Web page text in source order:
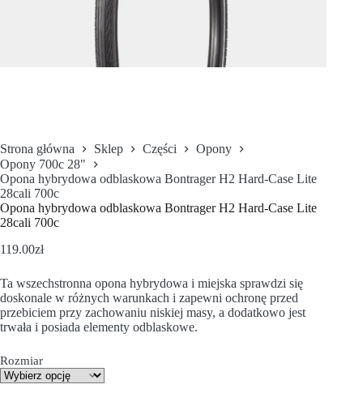
Strona główna Sklep Części
Opony
Opony 700c 28"
Opona hybrydowa odblaskowa Bontrager H2 Hard-Case Lite
28cali 700c
Opona hybrydowa odblaskowa Bontrager H2 Hard-Case Lite
28cali 700c
119.00zł
Ta wszechstronna opona hybrydowa i miejska sprawdzi się
doskonale w różnych warunkach i zapewni ochronę przed
przebiciem przy zachowaniu niskiej masy, a dodatkowo jest
trwała i posiada elementy odblaskowe.
Rozmiar